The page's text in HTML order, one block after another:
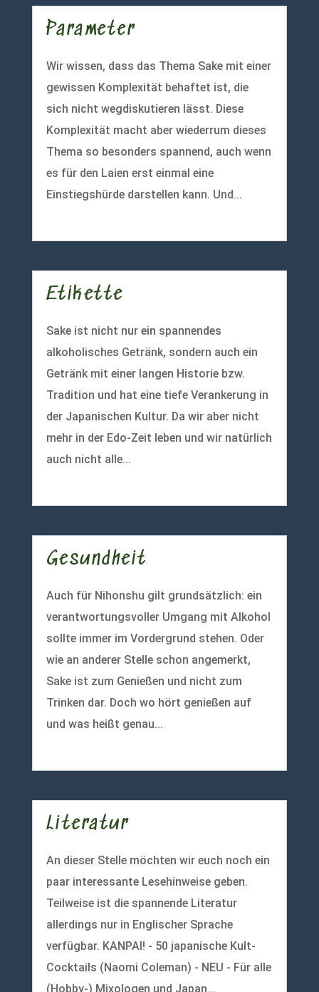
Parameter
Wir wissen, dass das Thema Sake mit einer
gewissen Komplexität behaftet ist, die
sich nicht wegdiskutieren lässt. Diese
Komplexität macht aber wiederrum dieses
Thema so besonders spannend, auch wenn
es für den Laien erst einmal eine
Einstiegshürde darstellen kann. Und...
Etikette
Sake ist nicht nur ein spannendes
alkoholisches Getränk, sondern auch ein
Getränk mit einer langen Historie bzw.
Tradition und hat eine tiefe Verankerung in
der Japanischen Kultur. Da wir aber nicht
mehr in der Edo-Zeit leben und wir natürlich
auch nicht alle...
Gesundheit
Auch für Nihonshu gilt grundsätzlich: ein
verantwortungsvoller Umgang mit Alkohol
sollte immer im Vordergrund stehen. Oder
wie an anderer Stelle schon angemerkt,
Sake ist zum Genießen und nicht zum
Trinken dar. Doch wo hört genießen auf
und was heißt genau...
Literatur
An dieser Stelle möchten wir euch noch ein
paar interessante Lesehinweise geben.
Teilweise ist die spannende Literatur
allerdings nur in Englischer Sprache
verfügbar. KANPAI! - 50 japanische Kult-
Cocktails (Naomi Coleman) - NEU - Für alle
(Hobby-) Mixologen und Japan...